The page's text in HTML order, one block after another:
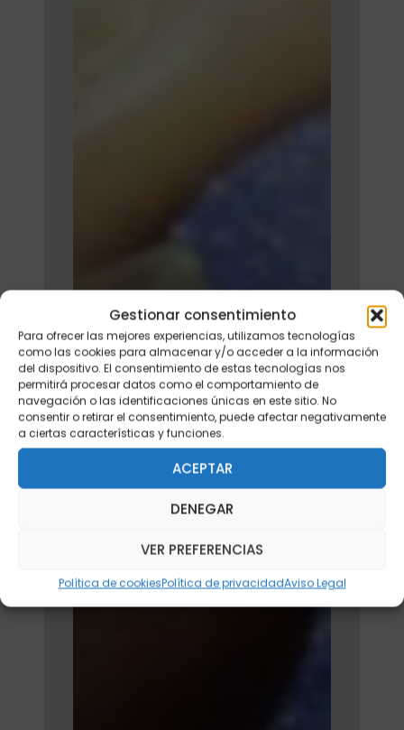
Gestionar consentimiento
Para ofrecer las mejores experiencias, utilizamos tecnologías
como las cookies para almacenar y/o acceder a la información
del dispositivo. El consentimiento de estas tecnologías nos
permitirá procesar datos como el comportamiento de
navegación o las identificaciones únicas en este sitio. No
consentir o retirar el consentimiento, puede afectar negativamente
a ciertas características y funciones.
ACEPTAR
DENEGAR
VER PREFERENCIAS
Política de cookiesPolítica de privacidadAviso Legal